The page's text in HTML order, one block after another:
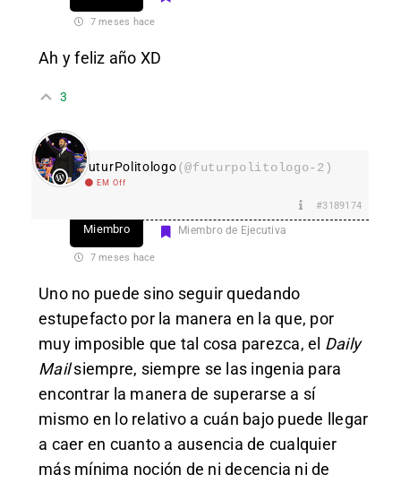
7 meses hace
Ah y feliz año XD
3
FuturPolitologo(@futurpolitologo-2)
EM Off
#3189174
Miembro Miembro de Ejecutiva
7 meses hace
Uno no puede sino seguir quedando
estupefacto por la manera en la que, por
muy imposible que tal cosa parezca, el Daily
Mailsiempre, siempre se las ingenia para
encontrar la manera de superarse a sí
mismo en lo relativo a cuán bajo puede llegar
a caer en cuanto a ausencia de cualquier
más mínima noción de ni decencia ni de